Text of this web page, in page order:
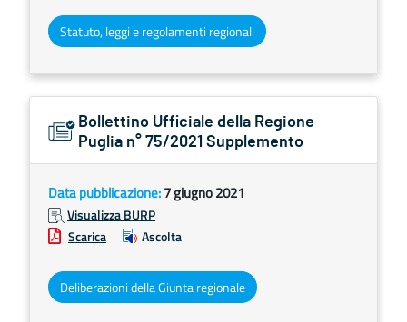
Statuto, leggi e regolamenti regionali
Bollettino Ufficiale della Regione
Puglia n° 75/2021 Supplemento
Data pubblicazione:7 giugno 2021
Visualizza BURP
Scarica
Ascolta
Deliberazioni della Giunta regionale